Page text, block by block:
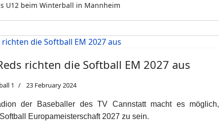
U12 beim Winterball in Mannheim
richten die Softball EM 2027 aus
1 23 February 2024
der Baseballer des TV Cannstatt macht es möglich,
Europameisterschaft 2027 zu sein.